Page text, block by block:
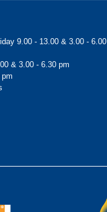
9.00 - 13.00 & 3.00 - 6.00
& 3.00 - 6.30 pm